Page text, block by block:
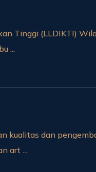
Tinggi (LLDIKTI)
...
kualitas dan
art ...